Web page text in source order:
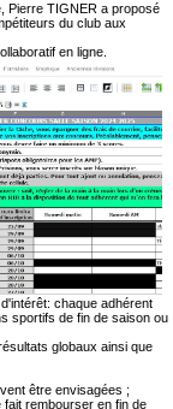
Pierre TIGNER a proposé
du club aux
en ligne.
chaque adhérent
sportifs de fin de saison ou
globaux ainsi que
être envisagées ;
rembourser en fin de